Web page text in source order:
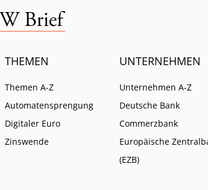
THEMEN
Themen A-Z
Automatensprengung
Digitaler Euro
Zinswende
UNTERNEHMEN
Unternehmen A-Z
Deutsche Bank
Commerzbank
Europäische
(EZB)